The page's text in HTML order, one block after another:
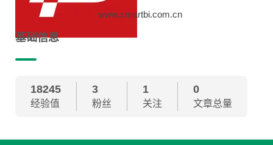
www.smartbi.com.cn
基础信息
18245
经验值
3
粉丝
1
关注
0
文章总量